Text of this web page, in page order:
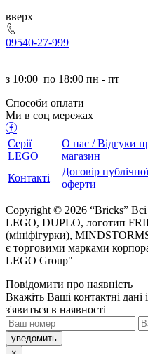
ерх
09540-27-999
з 10:00 по 18:00 пн - пт
Способи оплати
Ми в соц мережах
Серії
LEGO
О нас / Відгуки
магазин
Контакті
Договір публічної
оферти
Copyright © 2026 “Bricks”
LEGO, DUPLO, логотип
(мініфігурки),
є торговими марками
LEGO Group"
Повідомити про наявність
кажіть Ваші контактні дані
з'явиться в наявності